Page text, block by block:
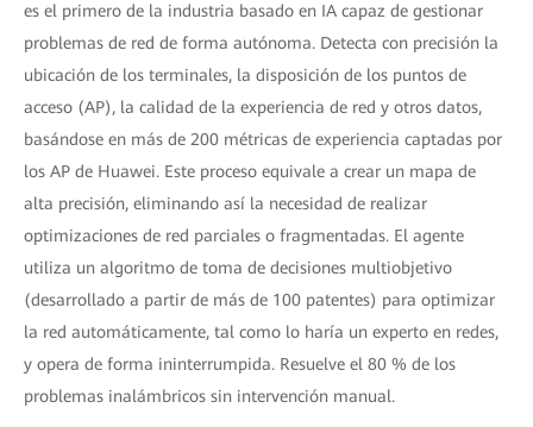
es el primero de la industria basado en IA capaz de gestionar
problemas de red de forma autónoma. Detecta con precisión la
ubicación de los terminales, la disposición de los puntos de
acceso (AP), la calidad de la experiencia de red y otros datos,
basándose en más de 200 métricas de experiencia captadas por
los AP de Huawei. Este proceso equivale a crear un mapa de
alta precisión, eliminando así la necesidad de realizar
optimizaciones de red parciales o fragmentadas. El agente
utiliza un algoritmo de toma de decisiones multiobjetivo
(desarrollado a partir de más de 100 patentes) para optimizar
la red automáticamente, tal como lo haría un experto en redes,
y opera de forma ininterrumpida. Resuelve el 80 % de los
problemas inalámbricos sin intervención manual.